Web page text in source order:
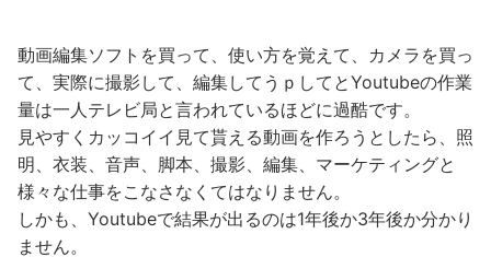
動画編集ソフトを買って、使い方を覚えて、カメラを買っ
て、実際に撮影して、編集してうｐしてとYoutubeの作業
量は一人テレビ局と言われているほどに過酷です。
見やすくカッコイイ見て貰える動画を作ろうとしたら、照
明、衣装、音声、脚本、撮影、編集、マーケティングと
様々な仕事をこなさなくてはなりません。
しかも、Youtubeで結果が出るのは1年後か3年後か分かり
ません。